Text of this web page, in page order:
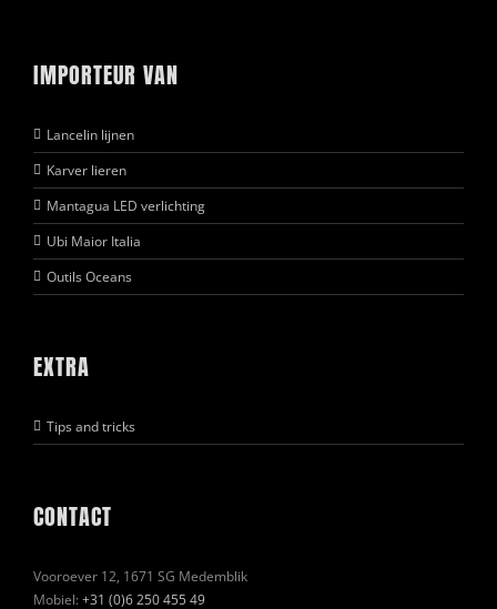
IMPORTEUR VAN
Lancelin lijnen
Karver lieren
Mantagua LED verlichting
Ubi Maior Italia
Outils Oceans
EXTRA
Tips and tricks
CONTACT
Vooroever 12, 1671 SG Medemblik
Mobiel: +31 (0)6 250 455 49